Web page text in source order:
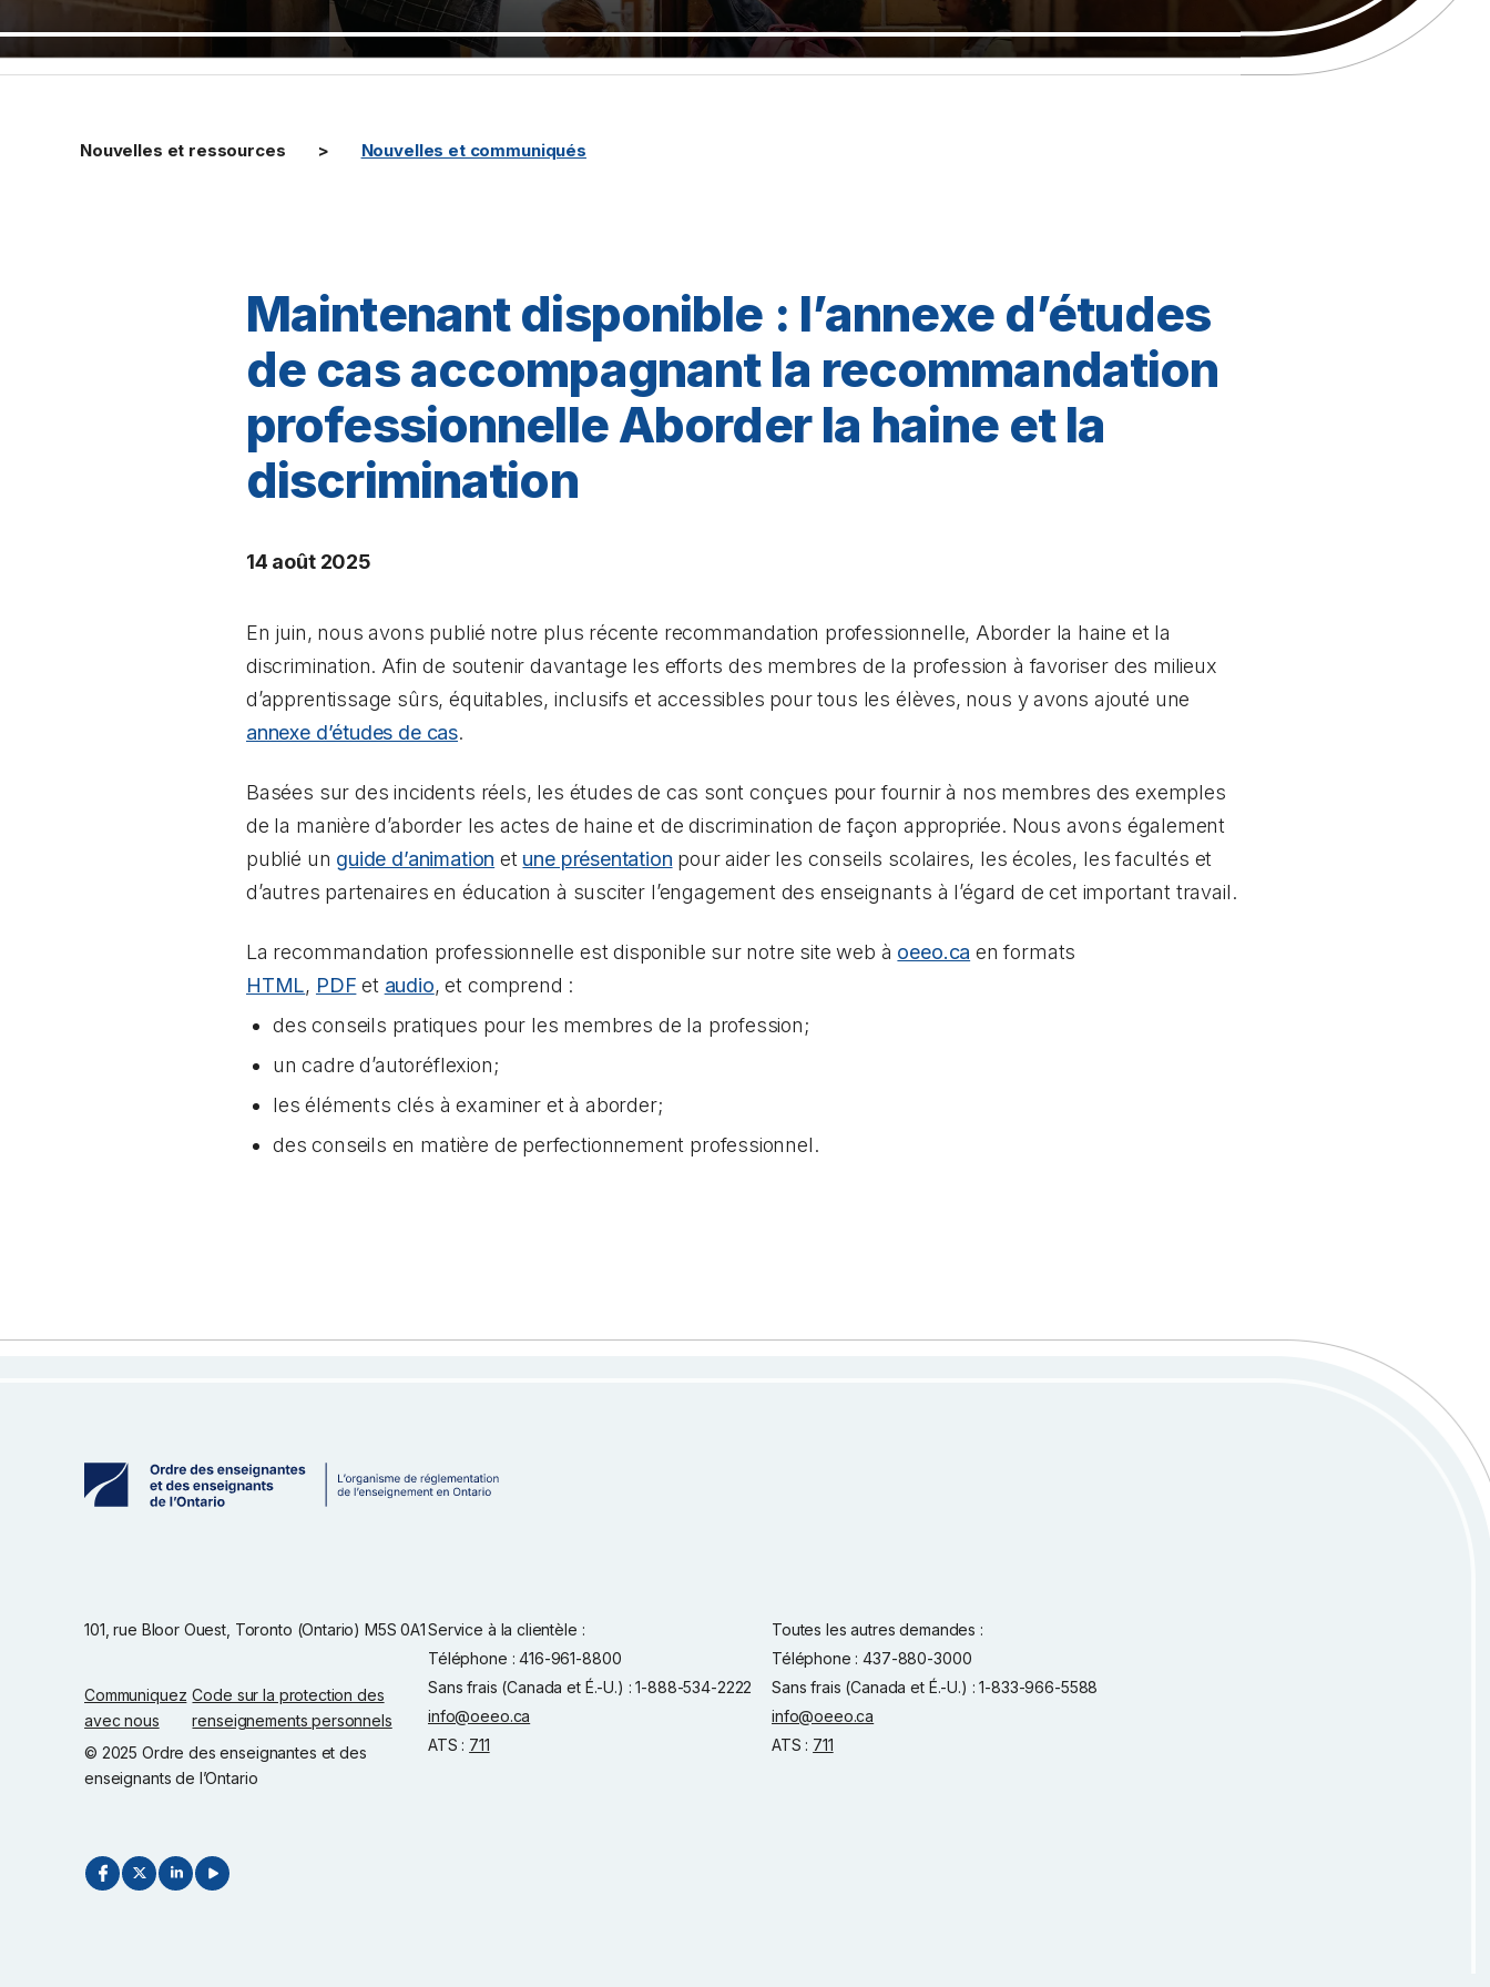
Nouvelles et ressources Nouvelles et communiqués
Maintenant disponible : l’annexe d’études
de cas accompagnant la recommandation
professionnelle Aborder la haine et la
discrimination
14 août 2025
En juin, nous avons publié notre plus récente recommandation professionnelle, Aborder la haine et la
discrimination. Afin de soutenir davantage les efforts des membres de la profession à favoriser des milieux
d’apprentissage sûrs, équitables, inclusifs et accessibles pour tous les élèves, nous y avons ajouté une
annexe d’études de cas.
Basées sur des incidents réels, les études de cas sont conçues pour fournir à nos membres des exemples
de la manière d’aborder les actes de haine et de discrimination de façon appropriée. Nous avons également
publié un guide d’animation et une présentation pour aider les conseils scolaires, les écoles, les facultés et
d’autres partenaires en éducation à susciter l’engagement des enseignants à l’égard de cet important travail.
La recommandation professionnelle est disponible sur notre site web à oeeo.ca en formats
HTML, PDF et audio, et comprend :
des conseils pratiques pour les membres de la profession;
un cadre d’autoréflexion;
les éléments clés à examiner et à aborder;
des conseils en matière de perfectionnement professionnel.
101, rue Bloor Ouest, Toronto (Ontario) M5S 0A1
Communiquez
avec nous
Code sur la protection des
renseignements personnels
© 2025 Ordre des enseignantes et des
enseignants de l’Ontario
Service à la clientèle :
Téléphone : 416-961-8800
Sans frais (Canada et É.-U.) : 1-888-534-2222
info@oeeo.ca
ATS : 711
Toutes les autres demandes :
Téléphone : 437-880-3000
Sans frais (Canada et É.-U.) : 1-833-966-5588
info@oeeo.ca
ATS : 711